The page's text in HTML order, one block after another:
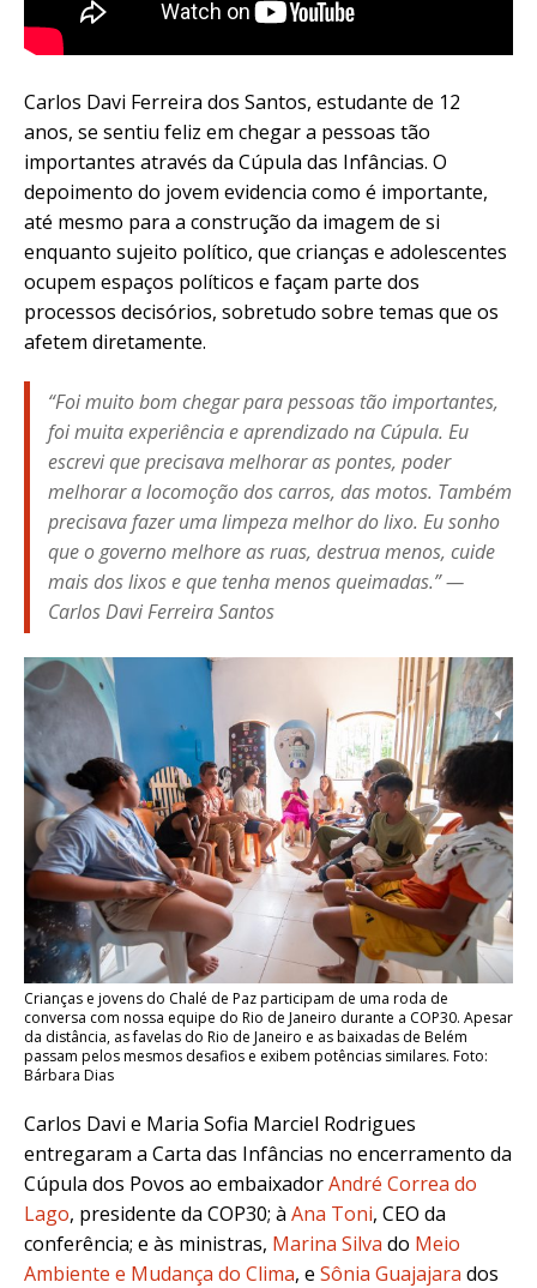
Carlos Davi Ferreira dos Santos, estudante de 12
anos, se sentiu feliz em chegar a pessoas tão
importantes através da Cúpula das Infâncias. O
depoimento do jovem evidencia como é importante,
até mesmo para a construção da imagem de si
enquanto sujeito político, que crianças e adolescentes
ocupem espaços políticos e façam parte dos
processos decisórios, sobretudo sobre temas que os
afetem diretamente.
“Foi muito bom chegar para pessoas tão importantes,
foi muita experiência e aprendizado na Cúpula. Eu
escrevi que precisava melhorar as pontes, poder
melhorar a locomoção dos carros, das motos. Também
precisava fazer uma limpeza melhor do lixo. Eu sonho
que o governo melhore as ruas, destrua menos, cuide
mais dos lixos e que tenha menos queimadas.” —
Carlos Davi Ferreira Santos
Crianças e jovens do Chalé de Paz participam de uma roda de
conversa com nossa equipe do Rio de Janeiro durante a COP30. Apesar
da distância, as favelas do Rio de Janeiro e as baixadas de Belém
passam pelos mesmos desafios e exibem potências similares. Foto:
Bárbara Dias
Carlos Davi e Maria Sofia Marciel Rodrigues
entregaram a Carta das Infâncias no encerramento da
Cúpula dos Povos ao embaixadorAndré Correa do
Lago, presidente da COP30; à Ana Toni, CEO da
conferência; e às ministras, Marina Silva do Meio
Ambiente e Mudança do Clima, e Sônia Guajajara dos